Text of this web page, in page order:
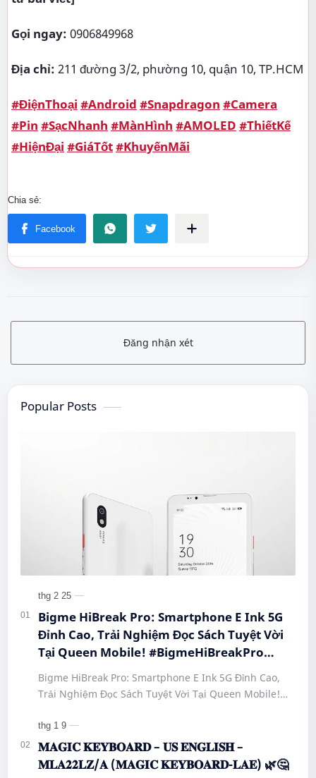
Gọi ngay: 0906849968
Địa chỉ: 211 đường 3/2, phường 10, quận 10, TP.HCM
#ĐiệnThoại #Android #Snapdragon #Camera
#Pin #SạcNhanh #MànHình #AMOLED #ThiếtKế
#HiệnĐại #GiáTốt#KhuyếnMãi
Đăng nhận xét
Popular Posts
Bigme HiBreak Pro: Smartphone E Ink 5G
Đỉnh Cao, Trải Nghiệm Đọc Sách Tuyệt Vời
Tại Queen Mobile! #BigmeHiBreakPro
#SmartphoneEInk #QueenMobile
#HiBreakPro5G #DienThoaiDocSach
#CongNgheMoi #MuaSamThongMinh
#EInkPhone #5GSmartphone
Bigme HiBreak Pro: Smartphone E Ink 5G Đỉnh Cao,
Trải Nghiệm Đọc Sách Tuyệt Vời Tại Queen Mobile!
#Hi…
𝐌𝐀𝐆𝐈𝐂 𝐊𝐄𝐘𝐁𝐎𝐀𝐑𝐃 – 𝐔𝐒 𝐄𝐍𝐆𝐋𝐈𝐒𝐇 –
𝐌𝐋𝐀𝟐𝟐𝐋𝐙/𝐀 (𝐌𝐀𝐆𝐈𝐂 𝐊𝐄𝐘𝐁𝐎𝐀𝐑𝐃-𝐋𝐀𝐄) 🌿🤔